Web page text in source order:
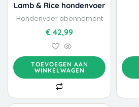
Lamb & Rice hondenvoer
Hondenvoer abonnement
€ 42,99
TOEVOEGEN AAN
WINKELWAGEN